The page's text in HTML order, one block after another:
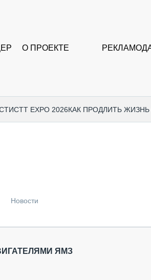
О ПРОЕКТЕ
CTT EXPO 2026КАК ПРОДЛИТЬ
Новости
ЯМЗ